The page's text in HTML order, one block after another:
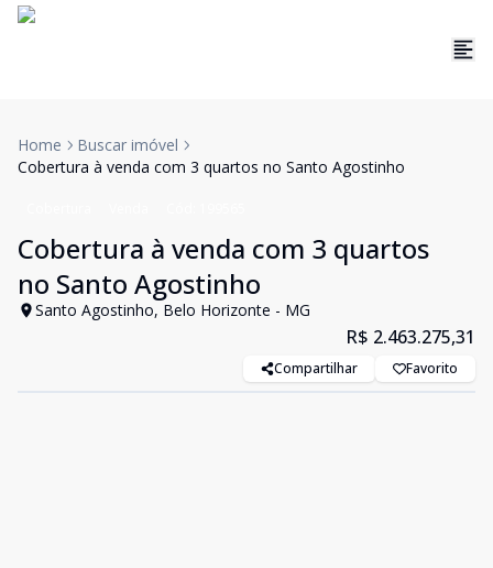
Home
Buscar imóvel
Cobertura à venda com 3 quartos no Santo Agostinho
Cobertura à venda com 3 quartos
no Santo Agostinho
Santo Agostinho, Belo Horizonte - MG
R$ 2.463.275,31
Compartilhar Favorito